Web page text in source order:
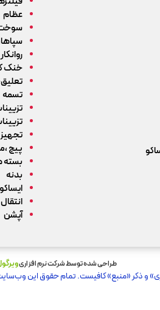
عظام
روانکار
خنک
تسمه
پیچ
بسته
بدنه
ایساکو
آپشن
و ذکر «منبع» کافیست. تمام حقوق اين وب‌سايت
طراحی شده توسط شرکت نرم افزاری